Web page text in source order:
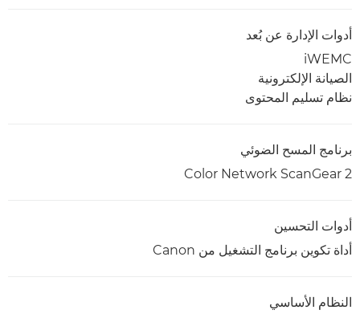
أدوات الإدارة عن بُعد
iWEMC
الصيانة الإلكترونية
نظام تسليم المحتوى
برنامج المسح الضوئي
Color Network ScanGear 2
أدوات التحسين
أداة تكوين برنامج التشغيل من Canon
النظام الأساسي